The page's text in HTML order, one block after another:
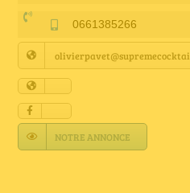
Annuaire Fournisseurs
Actualités
Contact
0661385266
NOTRE ANNONCE